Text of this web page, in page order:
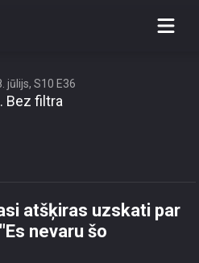
atšķiras uzskati
jūlijs, S10 E36
Bez filtra
atšķiras uzskati par
nevaru šo